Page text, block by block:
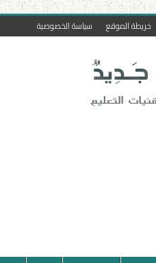
خريطة الموقع سياسة الخصوصية